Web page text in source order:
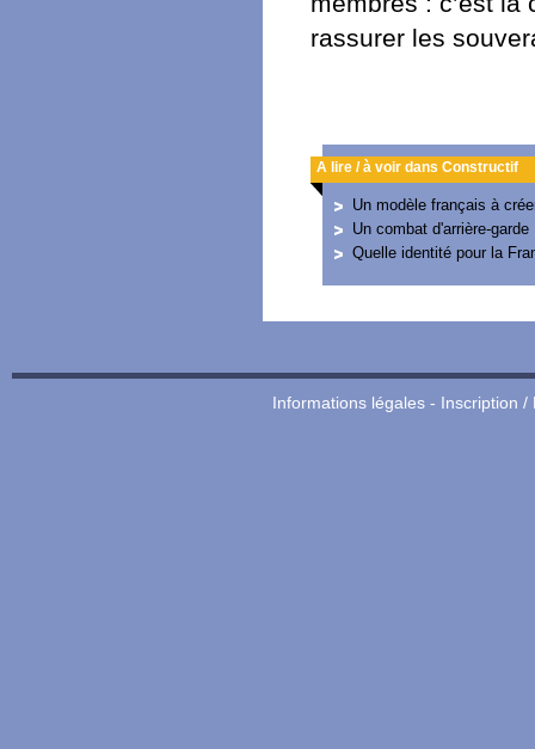
rassurer les
A lire / à voir dans Constructif
Un modèle français à
Un combat d'arrière-garde
Quelle identité pour la
Informations légales- Inscription